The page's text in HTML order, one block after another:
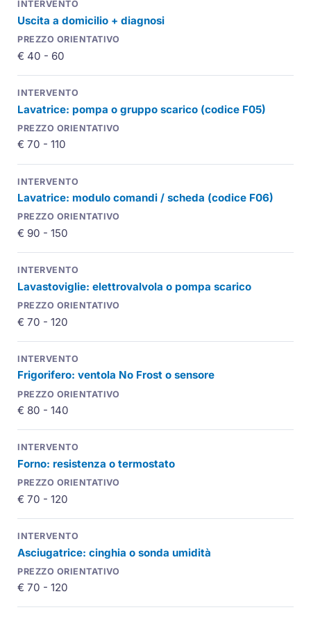
Uscita a domicilio + diagnosi
€ 40 - 60
Lavatrice: pompa o gruppo scarico (codice F05)
€ 70 - 110
Lavatrice: modulo comandi / scheda (codice F06)
€ 90 - 150
Lavastoviglie: elettrovalvola o pompa scarico
€ 70 - 120
Frigorifero: ventola No Frost o sensore
€ 80 - 140
Forno: resistenza o termostato
€ 70 - 120
Asciugatrice: cinghia o sonda umidità
€ 70 - 120